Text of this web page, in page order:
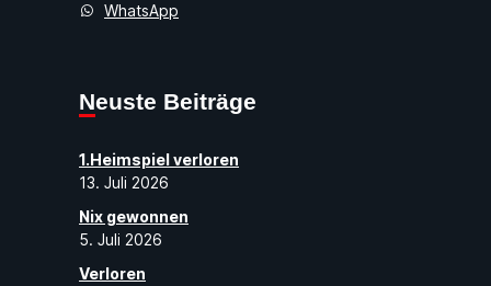
WhatsApp
Neuste Beiträge
1.Heimspiel verloren
13. Juli 2026
Nix gewonnen
5. Juli 2026
Verloren